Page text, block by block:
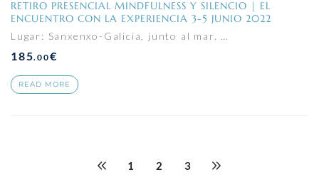
RETIRO PRESENCIAL MINDFULNESS Y SILENCIO | EL
ENCUENTRO CON LA EXPERIENCIA 3-5 JUNIO 2022
Lugar: Sanxenxo-Galicia, junto al mar. …
185.00€
READ MORE
1 2 3